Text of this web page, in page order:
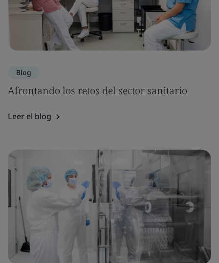
Blog
Afrontando los retos del sector sanitario
Leer el blog